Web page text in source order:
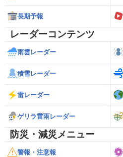
長期予報
レーダーコンテンツ
雨雲レーダー
積雪レーダー
雷レーダー
ゲリラ雷雨レーダー
防災・減災メニュー
警報・注意報